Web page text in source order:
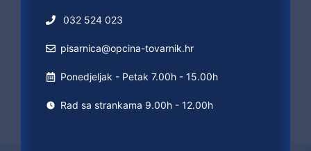
032 524 023
pisarnica@opcina-tovarnik.hr
Ponedjeljak - Petak 7.00h - 15.00h
Rad sa strankama 9.00h - 12.00h